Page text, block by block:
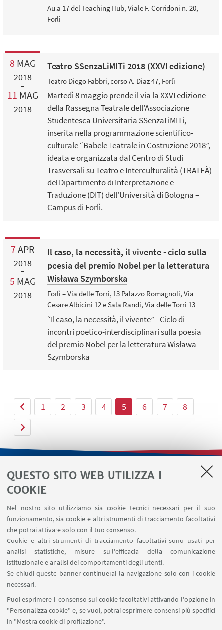
QUESTO SITO WEB UTILIZZA I
COOKIE
Nel nostro sito utilizziamo sia cookie tecnici necessari per il suo
funzionamento, sia cookie e altri strumenti di tracciamento facoltativi
che potrai attivare solo con il tuo consenso.
Cookie e altri strumenti di tracciamento facoltativi sono usati per
analisi statistiche, misure sull'efficacia della comunicazione
istituzionale e analisi dei comportamenti degli utenti.
Se chiudi questo banner continuerai la navigazione solo con i cookie
necessari.
Puoi esprimere il consenso sui cookie facoltativi attivando l'opzione in
"Personalizza cookie" e, se vuoi, potrai esprimere consensi più specifici
in "Mostra cookie di profilazione".
Aula 17 del Teaching Hub, Viale F. Corridoni n. 20,
Forlì
8 MAG
2018
11 MAG
2018
Teatro SSenzaLiMITi 2018 (XXVI edizione)
Teatro Diego Fabbri, corso A. Diaz 47, Forlì
Martedì 8 maggio prende il via la XXVI edizione
della Rassegna Teatrale dell’Associazione
Studentesca Universitaria SSenzaLiMITi,
inserita nella programmazione scientifico-
culturale “Babele Teatrale in Costruzione 2018”,
ideata e organizzata dal Centro di Studi
Trasversali su Teatro e Interculturalità (TRATEÀ)
del Dipartimento di Interpretazione e
Traduzione (DIT) dell'Università di Bologna –
Campus di Forlì.
7 APR
2018
5 MAG
2018
Il caso, la necessità, il vivente - ciclo sulla
poesia del premio Nobel per la letteratura
Wisława Szymborska
Forlì – Via delle Torri, 13 Palazzo Romagnoli, Via
Cesare Albicini 12 e Sala Randi, Via delle Torri 13
“Il caso, la necessità, il vivente” - Ciclo di
incontri poetico-interdisciplinari sulla poesia
del premio Nobel per la letteratura Wisława
Szymborska
1 2 3 4 5 6 7 8
LINK UTILI
Area riservata
Area DIT
SEGUI IL DIPARTIMENTO SU:
SEGUI UNIBO SU: